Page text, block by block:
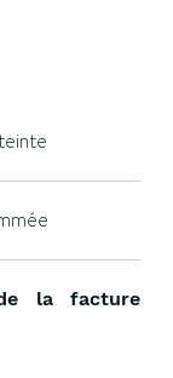
la facture